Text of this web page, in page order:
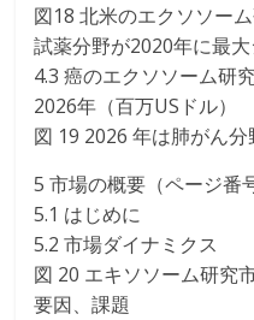
図18 北米のエクソソー
試薬分野が2020年に最
4.3 癌のエクソソーム研
2026年（百万USドル）
図 19 2026 年は肺がん
5 市場の概要（ページ番
5.1 はじめに
5.2 市場ダイナミクス
図 20 エキソソーム研究
要因、課題